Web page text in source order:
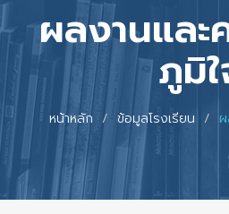
ผลงานและ
ภูมิ
หน้าหลัก ข้อมูลโรงเรียน